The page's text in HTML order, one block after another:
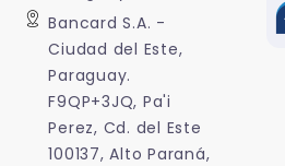
Bancard S.A. -
Ciudad del Este,
Paraguay.
F9QP+3JQ, Pa'i
Perez, Cd. del Este
100137, Alto Paraná,